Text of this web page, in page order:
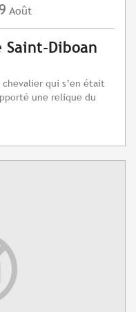
Août
Saint-Diboan
qui s’en était
une relique du